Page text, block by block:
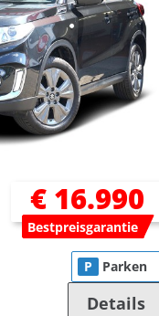
€ 16.990
Bestpreisgarantie
P Parken
Details